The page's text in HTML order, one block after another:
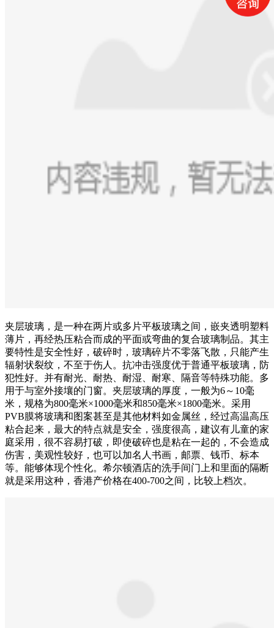
夹层玻璃，是一种在两片或多片平板玻璃之间，嵌夹透明塑料
薄片，再经热压粘合而成的平面或弯曲的复合玻璃制品。其主
要特性是安全性好，破碎时，玻璃碎片不零落飞散，只能产生
辐射状裂纹，不至于伤人。抗冲击强度优于普通平板玻璃，防
犯性好。并有耐光、耐热、耐湿、耐寒、隔音等特殊功能。多
用于与室外接壤的门窗。夹层玻璃的厚度，一般为6～10毫
米，规格为800毫米×1000毫米和850毫米×1800毫米。采用
PVB膜将玻璃和图案甚至是其他材料如金属丝，经过高温高压
粘合起来，最大的特点就是安全，强度很高，建议有儿童的家
庭采用，很不容易打破，即使破碎也是粘在一起的，不会造成
伤害，美观性较好，也可以加名人书画，邮票、钱币、标本
等。能够体现个性化。希尔顿酒店的洗手间门上和里面的隔断
就是采用这种，香港产价格在400-700之间，比较上档次。